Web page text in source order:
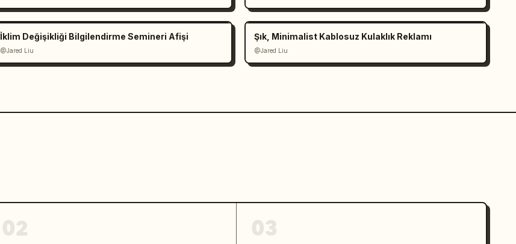
İklim Değişikliği Bilgilendirme Semineri Afişi
@Jared Liu
Şık, Minimalist Kablosuz Kulaklık Reklamı
@Jared Liu